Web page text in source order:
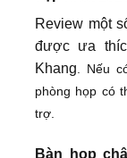
Review một
được ưa
Khang . Nếu
phòng họp có
trợ.
Bàn họp